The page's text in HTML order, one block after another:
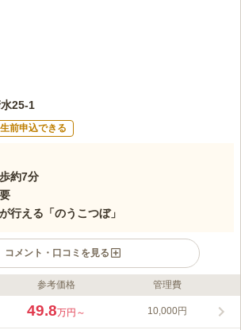
25-1
生前申込できる
約7分
行える「のうこつぼ」
コメント・口コミを見る
メント
真宗本願寺派の寺院で、開基は奈良時代の行基の弟
参考価格 管理費
49.8万円～ 10,000円